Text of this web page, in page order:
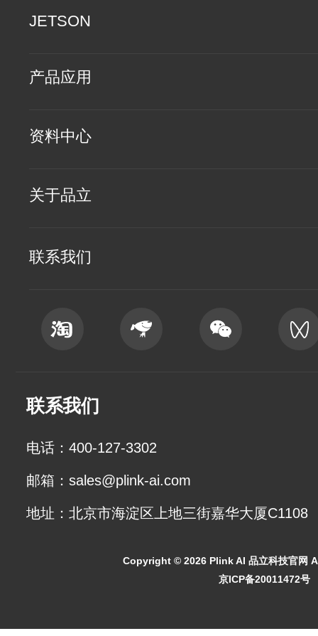
JETSON
产品应用
资料中心
关于品立
联系我们
联系我们
电话：400-127-3302
邮箱：sales@plink-ai.com
地址：北京市海淀区上地三街嘉华大厦C1108
Copyright © 2026 Plink AI 品立科技官网
京ICP备20011472号